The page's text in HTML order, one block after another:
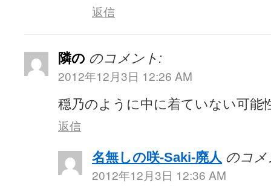
返信
隣の のコメント:
2012年12月3日 12:26 AM
穏乃のように中に着ていない可能
返信
名無しの咲-Saki-廃人 のコメ
2012年12月3日 12:36 AM